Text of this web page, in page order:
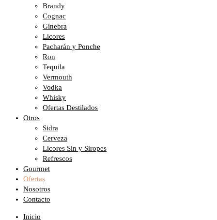
Brandy
Cognac
Ginebra
Licores
Pacharán y Ponche
Ron
Tequila
Vermouth
Vodka
Whisky
Ofertas Destilados
Otros
Sidra
Cerveza
Licores Sin y Siropes
Refrescos
Gourmet
Ofertas
Nosotros
Contacto
Inicio